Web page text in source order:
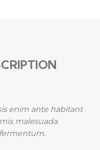
enim ante habitant
malesuada